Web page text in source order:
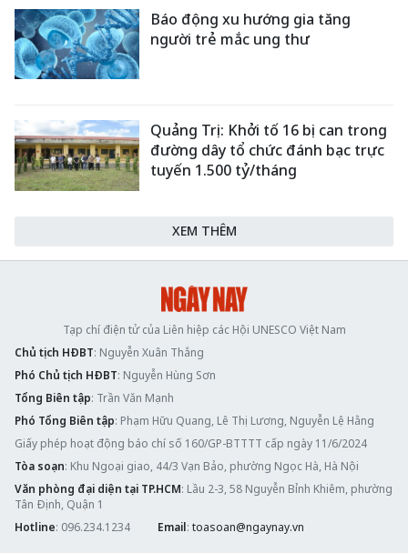
Báo động xu hướng gia tăng
người trẻ mắc ung thư
Quảng Trị: Khởi tố 16 bị can trong
đường dây tổ chức đánh bạc trực
tuyến 1.500 tỷ/tháng
XEM THÊM
Tạp chí điện tử của Liên hiệp các Hội UNESCO Việt Nam
Chủ tịch HĐBT: Nguyễn Xuân Thắng
Phó Chủ tịch HĐBT: Nguyễn Hùng Sơn
Tổng Biên tập: Trần Văn Mạnh
Phó Tổng Biên tập: Phạm Hữu Quang, Lê Thị Lương, Nguyễn Lệ Hằng
Giấy phép hoạt động báo chí số 160/GP-BTTTT cấp ngày 11/6/2024
Tòa soạn: Khu Ngoại giao, 44/3 Vạn Bảo, phường Ngọc Hà, Hà Nội
Văn phòng đại diện tại TP.HCM: Lầu 2-3, 58 Nguyễn Bỉnh Khiêm, phường
Tân Định, Quận 1
Hotline: 096.234.1234 Email: toasoan@ngaynay.vn